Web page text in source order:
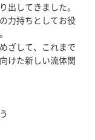
出してきました。
力持ちとしてお役
ざして、これまで
けた新しい流体関